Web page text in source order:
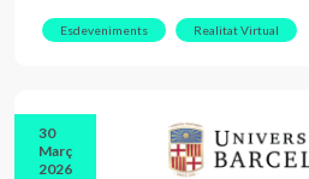
Esdeveniments Realitat Virtual
30
Març
2026